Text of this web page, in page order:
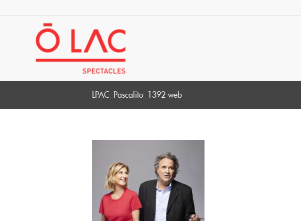
LPAC_Pascalito_1392-web